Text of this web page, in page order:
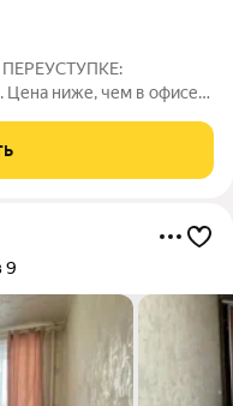
ниже, чем в офисе
доме
Зеленая роща.
9